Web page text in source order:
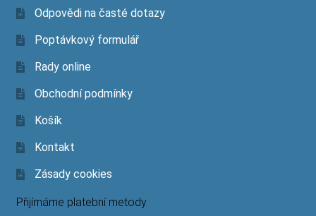
Odpovědi na časté dotazy
Poptávkový formulář
Rady online
Obchodní podmínky
Košík
Kontakt
Zásady cookies
Přijímáme platební metody